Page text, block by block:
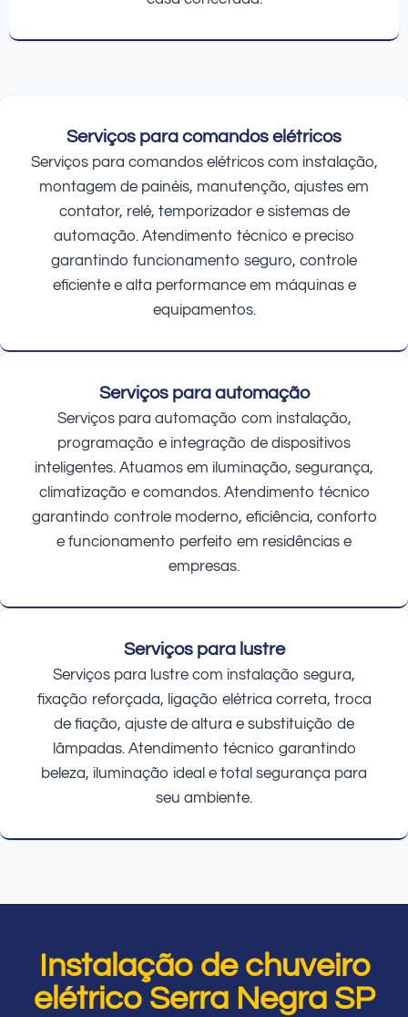
Serviços para comandos elétricos
Serviços para comandos elétricos com instalação,
montagem de painéis, manutenção, ajustes em
contator, relé, temporizador e sistemas de
automação. Atendimento técnico e preciso
garantindo funcionamento seguro, controle
eficiente e alta performance em máquinas e
equipamentos.
Serviços para automação
Serviços para automação com instalação,
programação e integração de dispositivos
inteligentes. Atuamos em iluminação, segurança,
climatização e comandos. Atendimento técnico
garantindo controle moderno, eficiência, conforto
e funcionamento perfeito em residências e
empresas.
Serviços para lustre
Serviços para lustre com instalação segura,
fixação reforçada, ligação elétrica correta, troca
de fiação, ajuste de altura e substituição de
lâmpadas. Atendimento técnico garantindo
beleza, iluminação ideal e total segurança para
seu ambiente.
Instalação de chuveiro
elétrico Serra Negra SP